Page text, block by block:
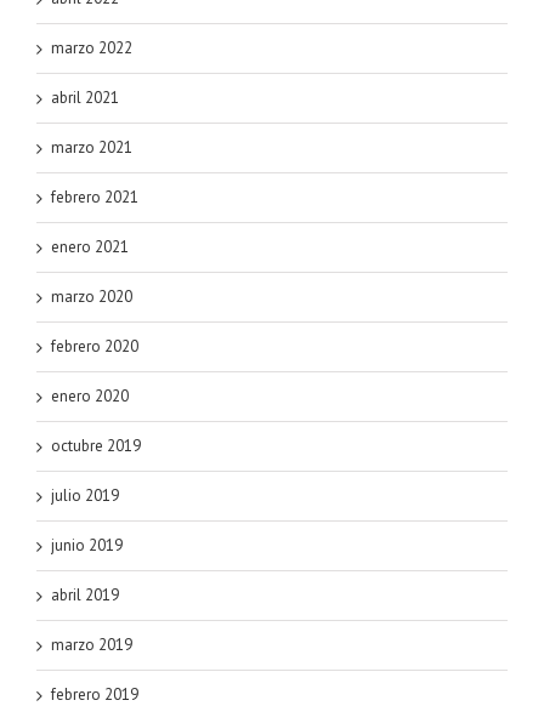
marzo 2022
abril 2021
marzo 2021
febrero 2021
enero 2021
marzo 2020
febrero 2020
enero 2020
octubre 2019
julio 2019
junio 2019
abril 2019
marzo 2019
febrero 2019